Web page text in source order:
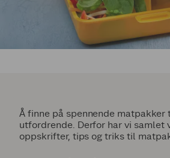
Å finne på spennende
utfordrende. Derfor har vi samlet
oppskrifter, tips og triks til